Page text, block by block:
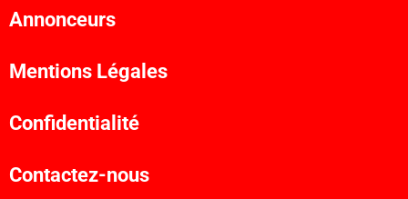
Annonceurs
Mentions Légales
Confidentialité
Contactez-nous